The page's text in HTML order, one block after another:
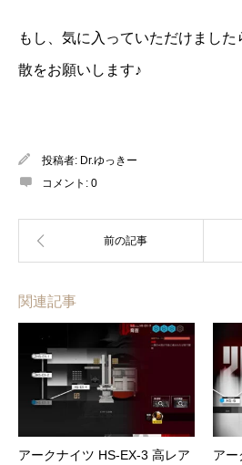
もし、気に入っていただけまし
散をお願いします♪
投稿者: Dr.ゆっきー
コメント: 0
関連記事
アークナイツ HS-EX-3 高レア
アー